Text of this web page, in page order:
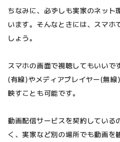
ちなみに、必ずしも実家のネット
います。そんなときには、スマホ
しょう。
スマホの画面で視聴してもいいで
(有線)やメディアプレイヤー(無
映すことも可能です。
動画配信サービスを契約している
く、実家など別の場所でも動画を